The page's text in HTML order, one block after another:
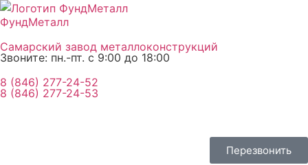
ФундМеталл
Самарский завод металлоконструкций
Звоните: пн.-пт. с 9:00 до 18:00
8 (846) 277-24-52
8 (846) 277-24-53
Перезвонить